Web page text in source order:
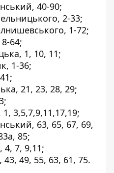
40-90;
2-33;
1-72;
64;
1, 10, 11;
1-36;
21, 23, 28, 29;
3,5,7,9,11,17,19;
63, 65, 67, 69,
85;
4, 7, 9,11;
49, 55, 63, 61, 75.